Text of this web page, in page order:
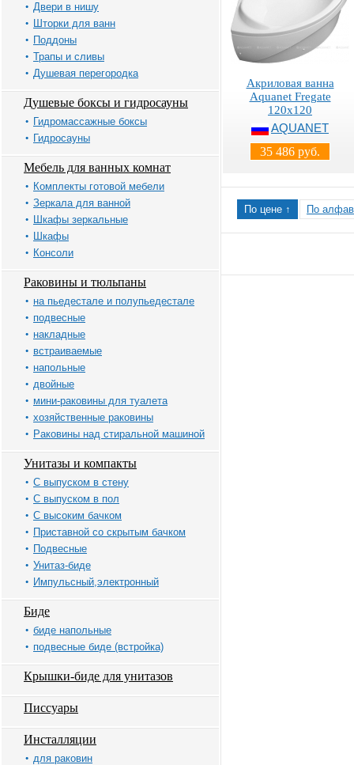
Двери в нишу
Шторки для ванн
Поддоны
Трапы и сливы
Душевая перегородка
Душевые боксы и гидросауны
Гидромассажные боксы
Гидросауны
Мебель для ванных комнат
Комплекты готовой мебели
Зеркала для ванной
Шкафы зеркальные
Шкафы
Консоли
Раковины и тюльпаны
на пьедестале и полупьедестале
подвесные
накладные
встраиваемые
напольные
двойные
мини-раковины для туалета
хозяйственные раковины
Раковины над стиральной машиной
Унитазы и компакты
С выпуском в стену
С выпуском в пол
С высоким бачком
Приставной со скрытым бачком
Подвесные
Унитаз-биде
Импульсный,электронный
Биде
биде напольные
подвесные биде (встройка)
Крышки-биде для унитазов
Писсуары
Инсталляции
для раковин
Акриловая ванна
Aquanet Fregate
120x120
AQUANET
35 486 руб.
По цене ↑ По